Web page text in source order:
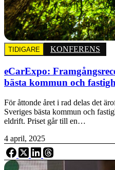
TIDIGARE KONFERENS
eCarExpo:
bästa kommun och
För åttonde året i rad delas det
Sveriges bästa kommun och
eldrift. Priset går till en…
4 april, 2025